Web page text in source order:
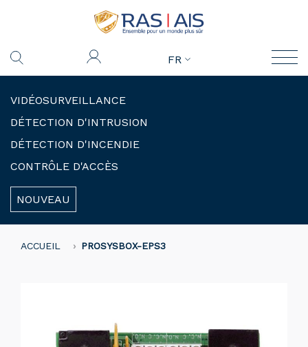
FR
VIDÉOSURVEILLANCE
DÉTECTION D'INTRUSION
DÉTECTION D'INCENDIE
CONTRÔLE D'ACCÈS
NOUVEAU
ACCUEIL PROSYSBOX-EPS3